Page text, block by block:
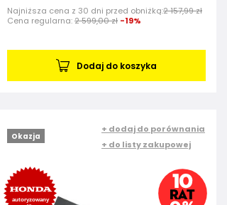
Najniższa cena z 30 dni przed obniżką:2 157,99 zł
Cena regularna:2 599,00 zł -19%
Dodaj do koszyka
Okazja
+ dodaj do porównania
+ do listy zakupowej